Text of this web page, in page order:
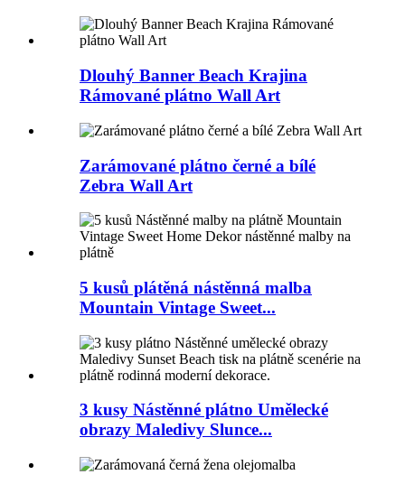
Dlouhý Banner Beach Krajina
Rámované plátno Wall Art
Zarámované plátno černé a bílé
Zebra Wall Art
5 kusů plátěná nástěnná malba
Mountain Vintage Sweet...
3 kusy Nástěnné plátno Umělecké
obrazy Maledivy Slunce...